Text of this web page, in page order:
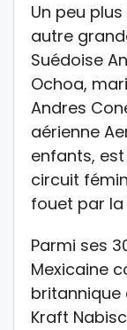
Un peu
autre
Suédoise
Ochoa,
Andres
aérienne
enfants,
circuit
fouet par
Parmi ses
Mexicaine
britannique
Kraft